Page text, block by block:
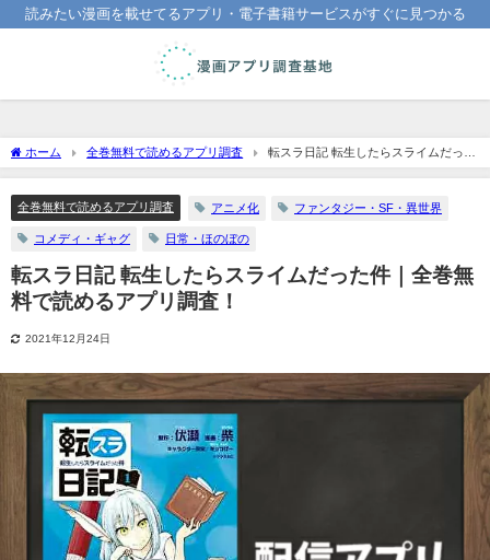
読みたい漫画を載せてるアプリ・電子書籍サービスがすぐに見つかる
ホーム 全巻無料で読めるアプリ調査
転スラ日記 転生したらスライムだった
件｜全巻無料で読めるアプリ調査！
全巻無料で読めるアプリ調査 アニメ化 ファンタジー・SF・異世界
コメディ・ギャグ 日常・ほのぼの
転スラ日記 転生したらスライムだった件｜全巻無
料で読めるアプリ調査！
2021年12月24日